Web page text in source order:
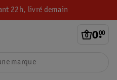
22h, livré demain
0.
00